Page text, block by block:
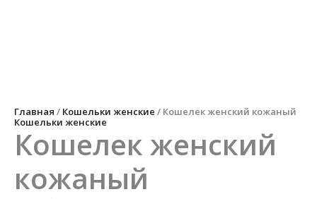
Главная / Кошельки женские / Кошелек женский кожаный
Кошельки женские
Кошелек женский
кожаный